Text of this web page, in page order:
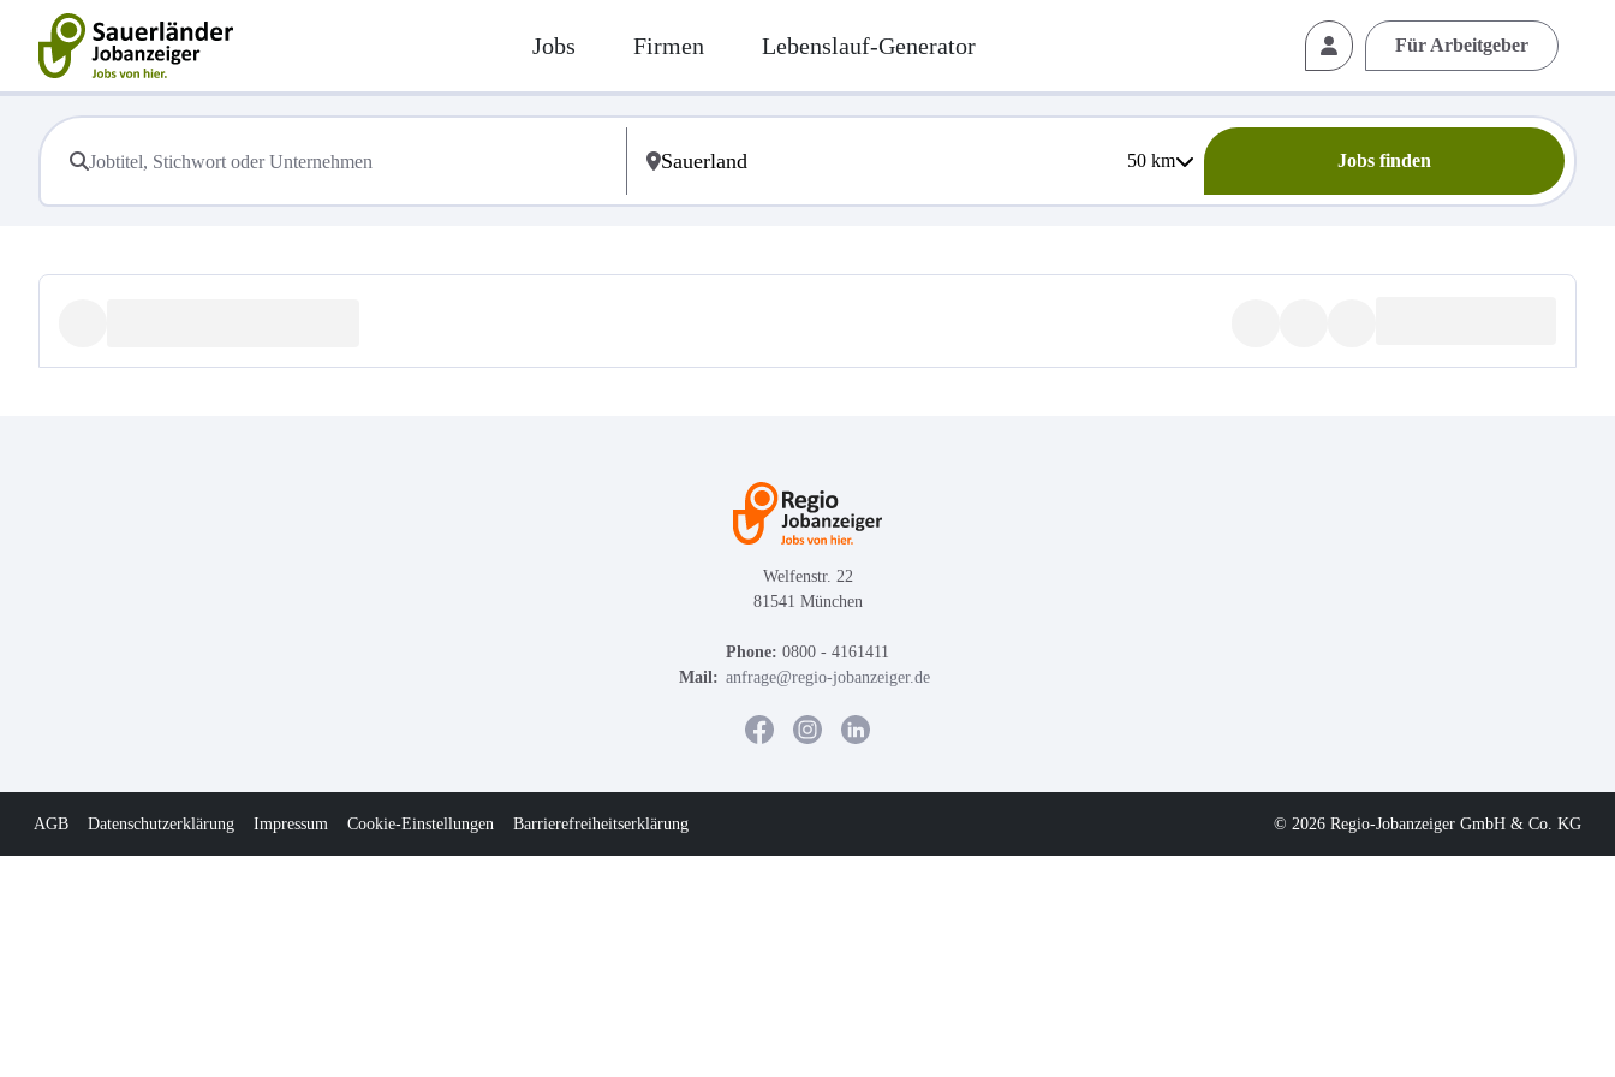
Jobs Firmen Lebenslauf-Generator Für Arbeitgeber
50km Jobs finden
Welfenstr. 22
81541 München
Phone: 0800 - 4161411
Mail: anfrage@regio-jobanzeiger.de
AGB Datenschutzerklärung Impressum Cookie-Einstellungen Barrierefreiheitserklärung © 2026 Regio-Jobanzeiger GmbH & Co. KG